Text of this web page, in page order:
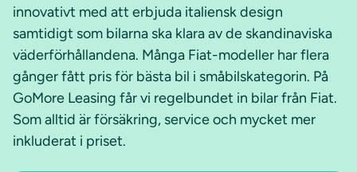
innovativt med att erbjuda italiensk design
samtidigt som bilarna ska klara av de skandinaviska
väderförhållandena. Många Fiat-modeller har flera
gånger fått pris för bästa bil i småbilskategorin. På
GoMore Leasing får vi regelbundet in bilar från Fiat.
Som alltid är försäkring, service och mycket mer
inkluderat i priset.